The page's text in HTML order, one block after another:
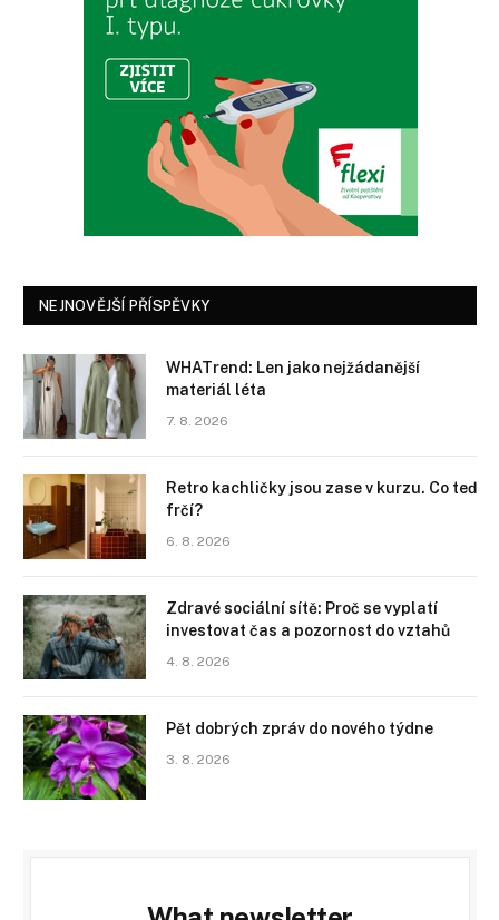
NEJNOVĚJŠÍ PŘÍSPĚVKY
WHATrend: Len jako nejžádanější
materiál léta
7. 8. 2026
Retro kachličky jsou zase v kurzu. Co teď
frčí?
6. 8. 2026
Zdravé sociální sítě: Proč se vyplatí
investovat čas a pozornost do vztahů
4. 8. 2026
Pět dobrých zpráv do nového týdne
3. 8. 2026